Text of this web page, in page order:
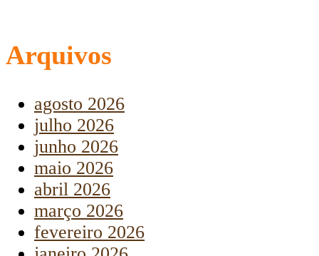
Arquivos
agosto 2026
julho 2026
junho 2026
maio 2026
abril 2026
março 2026
fevereiro 2026